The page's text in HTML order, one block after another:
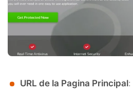
URL de la Pagina Principal: